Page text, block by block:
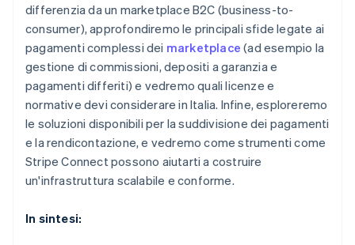
differenzia da un marketplace B2C (business-to-
consumer), approfondiremo le principali sfide legate ai
pagamenti complessi dei marketplace (ad esempio la
gestione di commissioni, depositi a garanzia e
pagamenti differiti) e vedremo quali licenze e
normative devi considerare in Italia. Infine, esploreremo
le soluzioni disponibili per la suddivisione dei pagamenti
e la rendicontazione, e vedremo come strumenti come
Stripe Connect possono aiutarti a costruire
un'infrastruttura scalabile e conforme.
In sintesi: